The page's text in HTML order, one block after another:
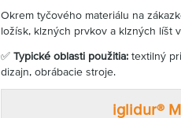
Okrem tyčového materiálu na
ložísk, klzných prvkov a klzných líšt
✅ Typické oblasti použitia: textilný
dizajn, obrábacie stroje.
iglidur®